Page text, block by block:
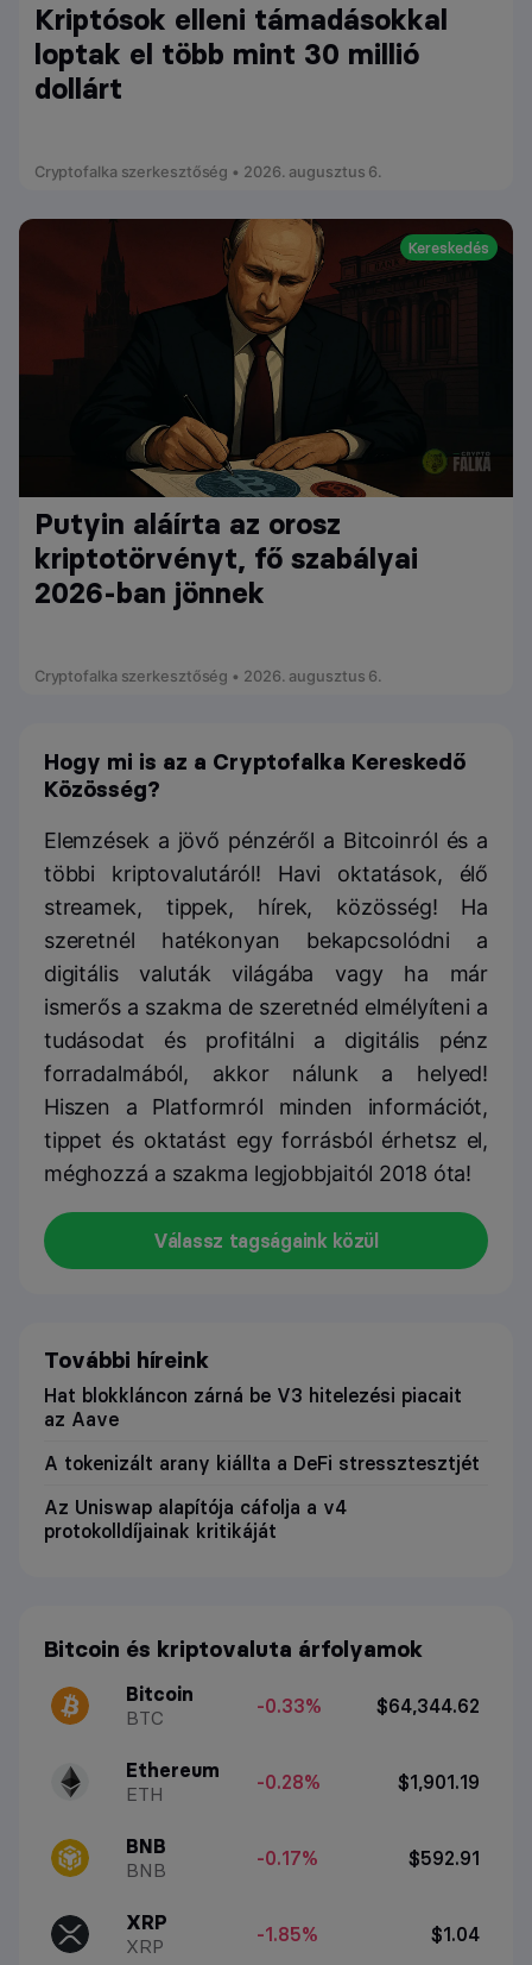
Kriptósok elleni támadásokkal
loptak el több mint 30 millió
dollárt
Cryptofalka szerkesztőség • 2026. augusztus 6.
Kereskedés
Putyin aláírta az orosz
kriptotörvényt, fő szabályai
2026-ban jönnek
Cryptofalka szerkesztőség • 2026. augusztus 6.
Hogy mi is az a Cryptofalka Kereskedő
Közösség?
Elemzések a jövő pénzéről a Bitcoinról és a
többi kriptovalutáról! Havi oktatások, élő
streamek, tippek, hírek, közösség! Ha
szeretnél hatékonyan bekapcsolódni a
digitális valuták világába vagy ha már
ismerős a szakma de szeretnéd elmélyíteni a
tudásodat és profitálni a digitális pénz
forradalmából, akkor nálunk a helyed!
Hiszen a Platformról minden információt,
tippet és oktatást egy forrásból érhetsz el,
méghozzá a szakma legjobbjaitól 2018 óta!
Válassz tagságaink közül
További híreink
Hat blokkláncon zárná be V3 hitelezési piacait
az Aave
A tokenizált arany kiállta a DeFi stressztesztjét
Az Uniswap alapítója cáfolja a v4
protokolldíjainak kritikáját
Bitcoin és kriptovaluta árfolyamok
Bitcoin
BTC
-0.33% $64,344.62
Ethereum
ETH
-0.28% $1,901.19
BNB
BNB
-0.17% $592.91
XRP
XRP
-1.85% $1.04